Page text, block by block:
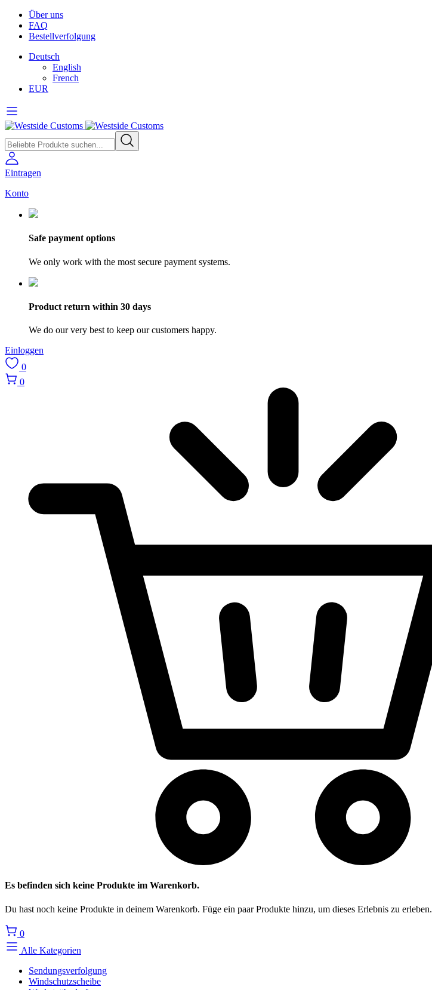
Über uns
FAQ
Bestellverfolgung
Deutsch
English
French
EUR
Eintragen
Konto
Safe payment options
We only work with the most secure payment systems.
Product return within 30 days
We do our very best to keep our customers happy.
Einloggen
0
0
Es befinden sich keine Produkte im Warenkorb.
Du hast noch keine Produkte in deinem Warenkorb. Füge ein paar Produkte hinzu, um dieses Erlebnis zu erleben.
0
Alle Kategorien
Sendungsverfolgung
Windschutzscheibe